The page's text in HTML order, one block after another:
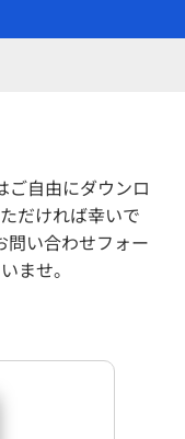
ご自由にダウンロ
だければ幸いで
問い合わせフォー
ませ。
お問合せ